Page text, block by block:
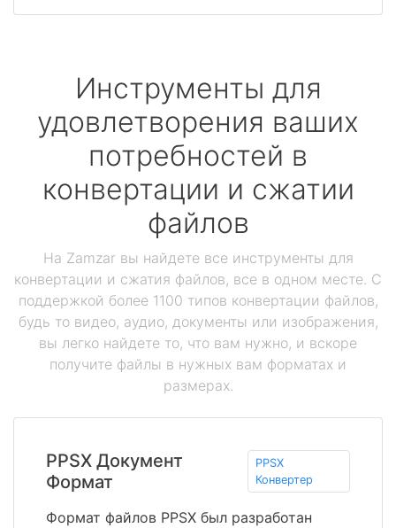
Инструменты для
удовлетворения ваших
потребностей в
конвертации и сжатии
файлов
На Zamzar вы найдете все инструменты для
конвертации и сжатия файлов, все в одном месте. С
поддержкой более 1100 типов конвертации файлов,
будь то видео, аудио, документы или изображения,
вы легко найдете то, что вам нужно, и вскоре
получите файлы в нужных вам форматах и
размерах.
PPSX Документ
Формат
PPSX
Конвертер
Формат файлов PPSX был разработан